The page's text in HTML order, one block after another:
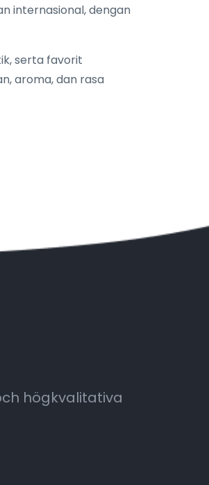
internasional, dengan
serta favorit
aroma, dan rasa
högkvalitativa